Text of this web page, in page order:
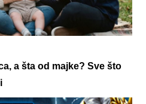
a šta od majke? Sve što